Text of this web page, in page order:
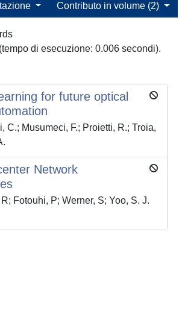
Contributo in volume (2)
di esecuzione: 0.006 secondi).
for future optical
C.; Musumeci, F.; Proietti, R.; Troia,
Network
Fotouhi, P; Werner, S; Yoo, S. J.